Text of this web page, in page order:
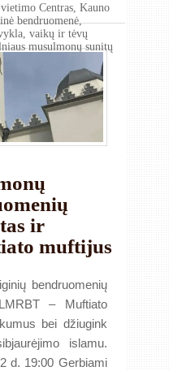
Centras Kauno
bendruomenė,
vaikų ir tėvų
musulmonų sunitų
ir
muftijus
bendruomenių
– Muftiato
bei džiugink
islamu.
d. 19:00 Gerbiami